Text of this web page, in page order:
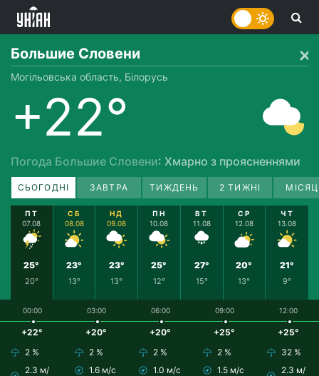
Большие Словени
Могільовська область, Білорусь
+22°
Погода Большие Словени: Хмарно з проясненнями
СЬОГОДНІ ЗАВТРА ТИЖДЕНЬ 2 ТИЖНІ
ПТ
07.08
25°
20°
СБ
08.08
23°
13°
НД
09.08
23°
13°
ПН
10.08
25°
12°
ВТ
11.08
27°
15°
СР
12.08
20°
13°
ЧТ
13.08
21°
9°
00:00
+22°
2 %
2.3 м/
03:00
+20°
2 %
1.6 м/с
06:00
+20°
2 %
1.0 м/с
09:00
+25°
2 %
1.5 м/с
12:00
+25°
32 %
2.3 м/